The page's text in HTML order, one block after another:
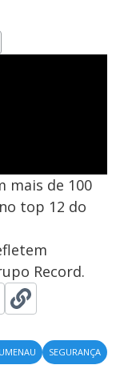
mais de 100
top 12 do
Record.
SEGURANÇA